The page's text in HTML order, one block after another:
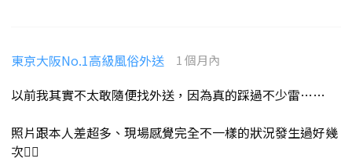
東京大阪No.1高級風俗外送 1 個月內
以前我其實不太敢隨便找外送，因為真的踩過不少雷……
照片跟本人差超多、現場感覺完全不一樣的狀況發生過好幾
次😵‍💫